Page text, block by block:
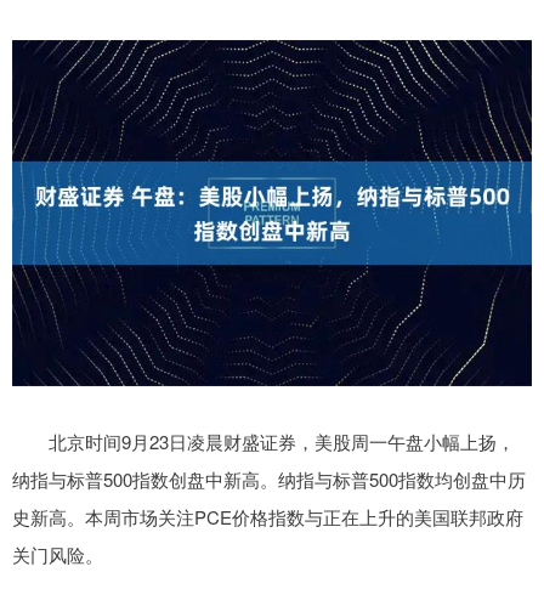
北京时间9月23日凌晨财盛证券，美股周一午盘小幅上扬，
纳指与标普500指数创盘中新高。纳指与标普500指数均创盘中历
史新高。本周市场关注PCE价格指数与正在上升的美国联邦政府
关门风险。